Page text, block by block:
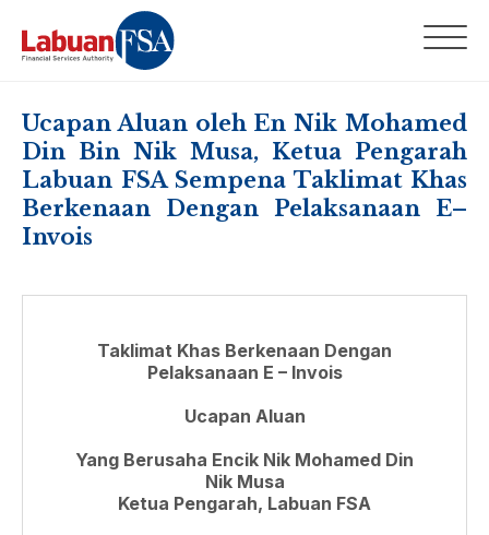
Ucapan Aluan oleh En Nik Mohamed
Din Bin Nik Musa, Ketua Pengarah
Labuan FSA Sempena Taklimat Khas
Berkenaan Dengan Pelaksanaan E–
Invois
Taklimat Khas Berkenaan Dengan
Pelaksanaan E – Invois
Ucapan Aluan
Yang Berusaha Encik Nik Mohamed Din
Nik Musa
Ketua Pengarah, Labuan FSA